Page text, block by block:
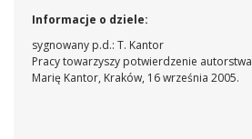
Informacje o dziele:
sygnowany p.d.: T. Kantor
Pracy towarzyszy potwierdzenie
Marię Kantor, Kraków, 16 września 2005.